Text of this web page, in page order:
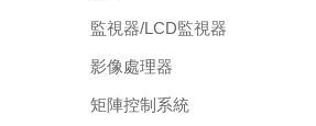
監視器/LCD監視器
影像處理器
矩陣控制系統